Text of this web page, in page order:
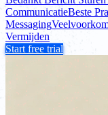
CommunicatieBeste
Messaging
Vermijden
Start free trial